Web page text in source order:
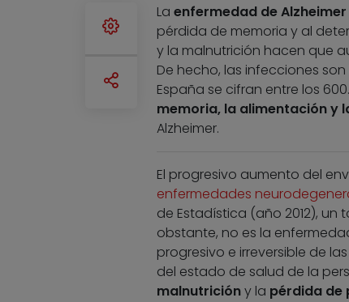
La enfermedad de Alzheimer
pérdida de memoria y al
y la malnutrición hacen que
De hecho, las infecciones
España se cifran entre los
memoria, la alimentación y
Alzheimer.
El progresivo aumento del
enfermedades
de Estadística (año 2012), un
obstante, no es la
progresivo e irreversible de las
del estado de salud de la
malnutricióny la pérdida de